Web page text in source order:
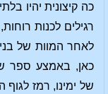
כה קיצונית יהיו
רגילים לכנות
לאחר המוות של
כאן, באמצע ספר
של ימינו, רמז לגוף